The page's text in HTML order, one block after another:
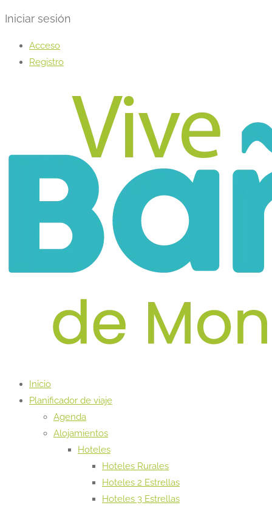
Iniciar sesión
Acceso
Registro
Inicio
Planificador de viaje
Agenda
Alojamientos
Hoteles
Hoteles Rurales
Hoteles 2 Estrellas
Hoteles 3 Estrellas